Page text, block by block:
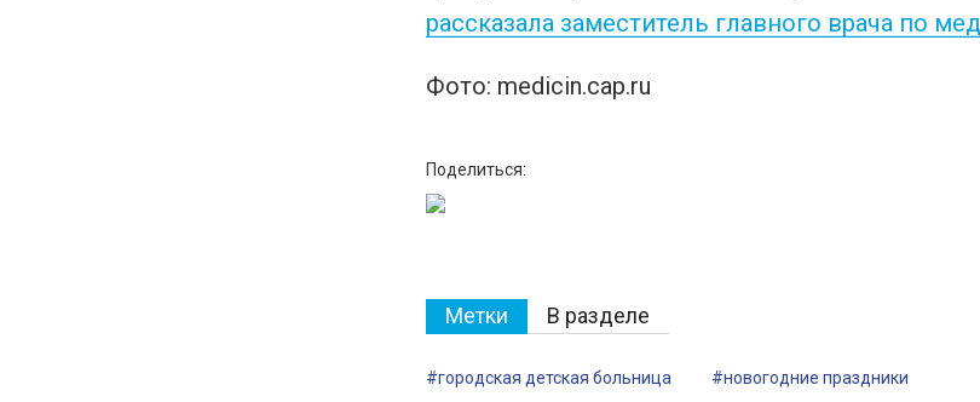
рассказала заместитель главного врача по
Фото: medicin.cap.ru
Поделиться:
Метки В разделе
#городская детская больница #новогодние праздники